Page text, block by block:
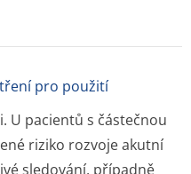
pro použití
U pacientů s částečnou
riziko rozvoje akutní
sledování, případně